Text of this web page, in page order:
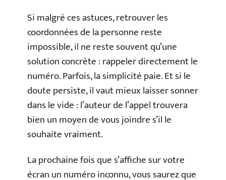
Si malgré ces astuces, retrouver les
coordonnées de la personne reste
impossible, il ne reste souvent qu’une
solution concrète : rappeler directement le
numéro. Parfois, la simplicité paie. Et si le
doute persiste, il vaut mieux laisser sonner
dans le vide : l’auteur de l’appel trouvera
bien un moyen de vous joindre s’il le
souhaite vraiment.
La prochaine fois que s’affiche sur votre
écran un numéro inconnu, vous saurez que